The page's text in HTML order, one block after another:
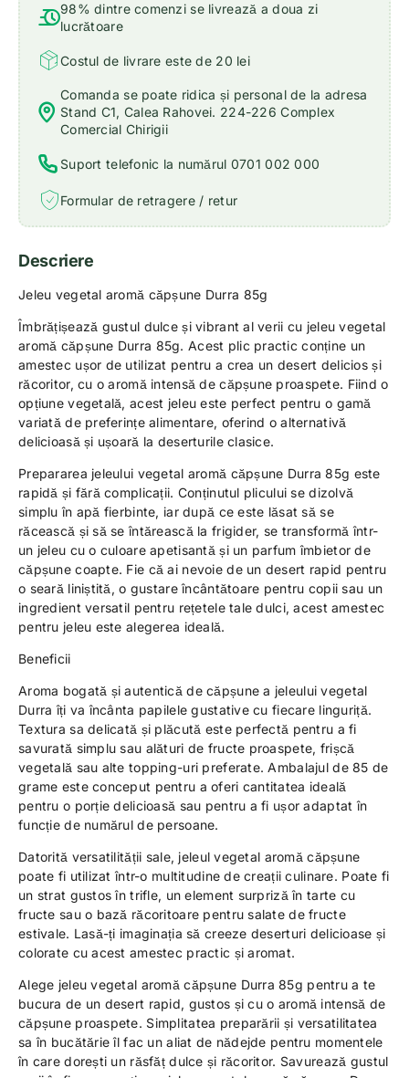
98% dintre comenzi se livrează a doua zi
lucrătoare
Costul de livrare este de 20 lei
Comanda se poate ridica și personal de la adresa
Stand C1, Calea Rahovei. 224-226 Complex
Comercial Chirigii
Suport telefonic la numărul 0701 002 000
Formular de retragere / retur
Descriere
Jeleu vegetal aromă căpșune Durra 85g
Îmbrățișează gustul dulce și vibrant al verii cu jeleu vegetal
aromă căpșune Durra 85g. Acest plic practic conține un
amestec ușor de utilizat pentru a crea un desert delicios și
răcoritor, cu o aromă intensă de căpșune proaspete. Fiind o
opțiune vegetală, acest jeleu este perfect pentru o gamă
variată de preferințe alimentare, oferind o alternativă
delicioasă și ușoară la deserturile clasice.
Prepararea jeleului vegetal aromă căpșune Durra 85g este
rapidă și fără complicații. Conținutul plicului se dizolvă
simplu în apă fierbinte, iar după ce este lăsat să se
răcească și să se întărească la frigider, se transformă într-
un jeleu cu o culoare apetisantă și un parfum îmbietor de
căpșune coapte. Fie că ai nevoie de un desert rapid pentru
o seară liniștită, o gustare încântătoare pentru copii sau un
ingredient versatil pentru rețetele tale dulci, acest amestec
pentru jeleu este alegerea ideală.
Beneficii
Aroma bogată și autentică de căpșune a jeleului vegetal
Durra îți va încânta papilele gustative cu fiecare linguriță.
Textura sa delicată și plăcută este perfectă pentru a fi
savurată simplu sau alături de fructe proaspete, frișcă
vegetală sau alte topping-uri preferate. Ambalajul de 85 de
grame este conceput pentru a oferi cantitatea ideală
pentru o porție delicioasă sau pentru a fi ușor adaptat în
funcție de numărul de persoane.
Datorită versatilității sale, jeleul vegetal aromă căpșune
poate fi utilizat într-o multitudine de creații culinare. Poate fi
un strat gustos în trifle, un element surpriză în tarte cu
fructe sau o bază răcoritoare pentru salate de fructe
estivale. Lasă-ți imaginația să creeze deserturi delicioase și
colorate cu acest amestec practic și aromat.
Alege jeleu vegetal aromă căpșune Durra 85g pentru a te
bucura de un desert rapid, gustos și cu o aromă intensă de
căpșune proaspete. Simplitatea preparării și versatilitatea
sa în bucătărie îl fac un aliat de nădejde pentru momentele
în care dorești un răsfăț dulce și răcoritor. Savurează gustul